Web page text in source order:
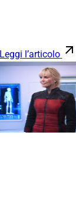
Leggi l’articolo